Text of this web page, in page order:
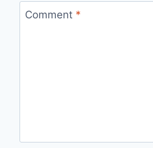
Comment *